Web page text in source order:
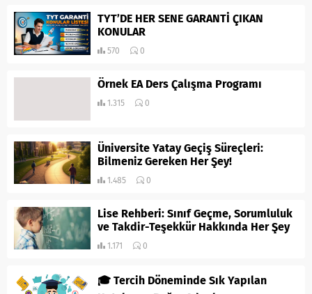
TYT’DE HER SENE GARANTİ ÇIKAN
KONULAR
570 0
Örnek EA Ders Çalışma Programı
1.315 0
Üniversite Yatay Geçiş Süreçleri:
Bilmeniz Gereken Her Şey!
1.485 0
Lise Rehberi: Sınıf Geçme, Sorumluluk
ve Takdir-Teşekkür Hakkında Her Şey
1.171 0
🎓 Tercih Döneminde Sık Yapılan